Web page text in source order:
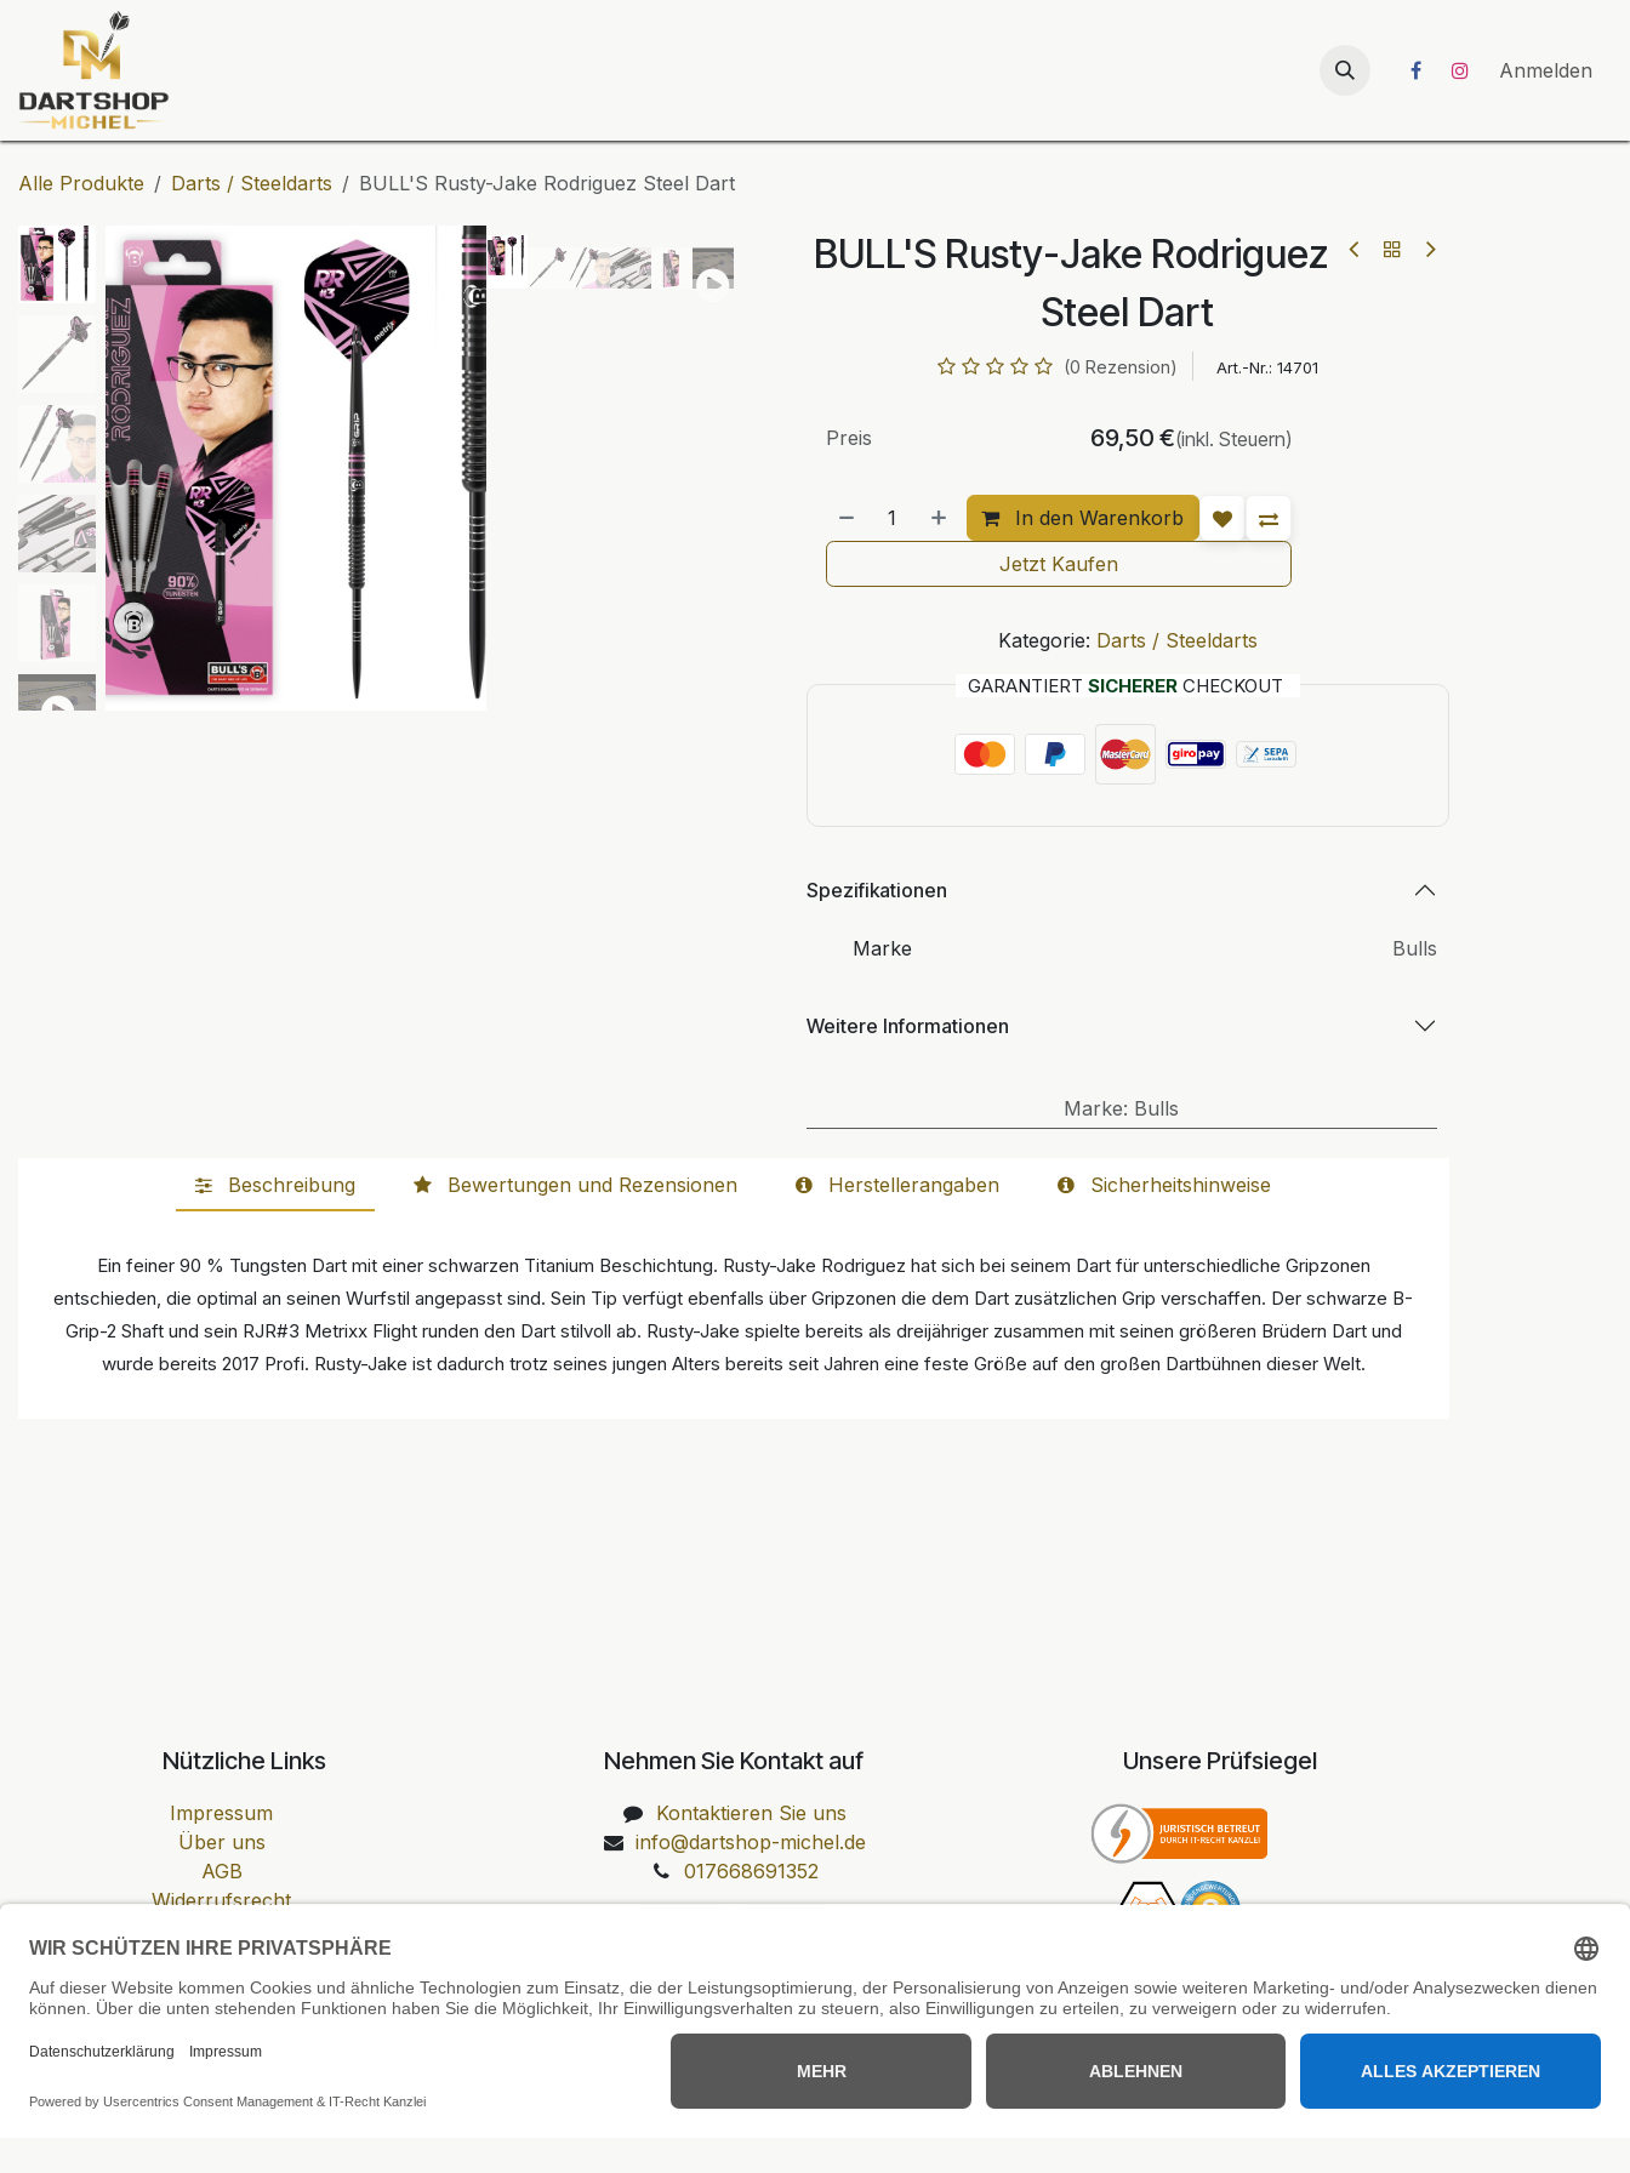
Zum Inhalt springen
UNICORN-Launch 2026 Anmelden
Alle Produkte Darts / Steeldarts BULL'S Rusty-Jake Rodriguez Steel Dart
BULL'S Rusty-Jake Rodriguez
Steel Dart
(0 Rezension) Art.-Nr.: 14701
In den Warenkorb
Preis 69,50 €(inkl. Steuern)
Jetzt Kaufen
Kategorie: Darts / Steeldarts
GARANTIERT SICHERERCHECKOUT
Spezifikationen
Marke Bulls
Weitere Informationen
Marke: Bulls
Beschreibung Bewertungen und Rezensionen Herstellerangaben Sicherheitshinweise
Ein feiner 90 % Tungsten Dart mit einer schwarzen Titanium Beschichtung. Rusty-Jake Rodriguez hat sich bei seinem Dart für unterschiedliche Gripzonen
entschieden, die optimal an seinen Wurfstil angepasst sind. Sein Tip verfügt ebenfalls über Gripzonen die dem Dart zusätzlichen Grip verschaffen. Der schwarze B-
Grip-2 Shaft und sein RJR#3 Metrixx Flight runden den Dart stilvoll ab. Rusty-Jake spielte bereits als dreijähriger zusammen mit seinen größeren Brüdern Dart und
wurde bereits 2017 Profi. Rusty-Jake ist dadurch trotz seines jungen Alters bereits seit Jahren eine feste Größe auf den großen Dartbühnen dieser Welt.
Nützliche Links
Impressum
Über uns
AGB
Widerrufsrecht
Zahlung & Versand
Cookie-Einstellungen
Nehmen Sie Kontakt auf
Kontaktieren Sie uns
info@dartshop-michel.de
017668691352
Unsere Prüfsiegel